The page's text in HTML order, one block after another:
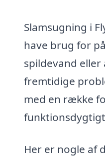
Slamsugning i
have brug for
spildevand
fremtidige
med en række
Her er nogle af